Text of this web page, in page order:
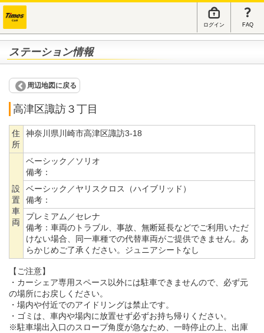
ログイン FAQ
ステーション情報
周辺地図に戻る
高津区諏訪３丁目
住
所
神奈川県川崎市高津区諏訪3-18
設
置
車
両
ベーシック／ソリオ
備考：
ベーシック／ヤリスクロス（ハイブリッド）
備考：
プレミアム／セレナ
備考： 車両のトラブル、事故、無断延長などでご利用いただ
けない場合、同一車種での代替車両がご提供できません。あ
らかじめご了承ください。ジュニアシートなし
【ご注意】
・カーシェア専用スペース以外には駐車できませんので、必ず元
の場所にお戻しください。
・場内や付近でのアイドリングは禁止です。
・ゴミは、車内や場内に放置せず必ずお持ち帰りください。
※駐車場出入口のスロープ角度が急なため、一時停止の上、出庫